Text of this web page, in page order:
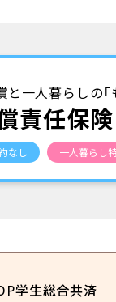
一人暮らしの「
責任保険
なし 一人暮らし
学生総合共済